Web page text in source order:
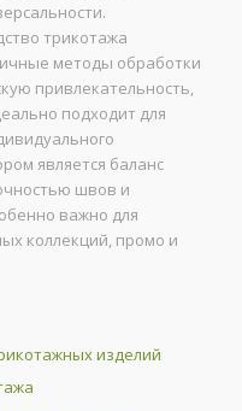
трикотажа
методы обработки
привлекательность,
подходит для
является баланс
швов и
важно для
коллекций, промо и
изделий